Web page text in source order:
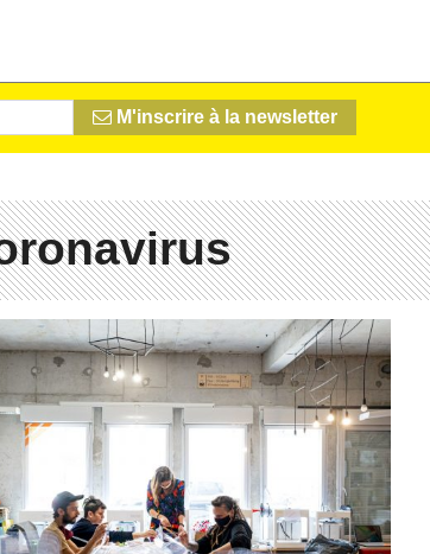
M'inscrire à la newsletter